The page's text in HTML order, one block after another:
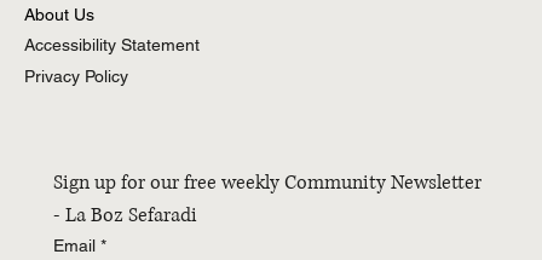
About Us
Accessibility Statement
Privacy Policy
Sign up for our free weekly Community Newsletter
- La Boz Sefaradi
Email *